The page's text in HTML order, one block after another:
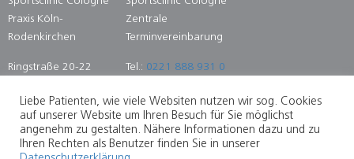
Praxis Köln-
Rodenkirchen
Ringstraße 20-22
Zentrale
Terminvereinbarung
Tel.: 0221 888 931 0
14
Liebe Patienten, wie viele Websiten nutzen wir sog. Cookies
auf unserer Website um Ihren Besuch für Sie möglichst
angenehm zu gestalten. Nähere Informationen dazu und zu
Ihren Rechten als Benutzer finden Sie in unserer